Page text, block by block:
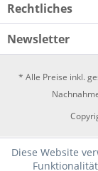
Rechtliches
Newsletter
* Alle Preise inkl.
Diese Website